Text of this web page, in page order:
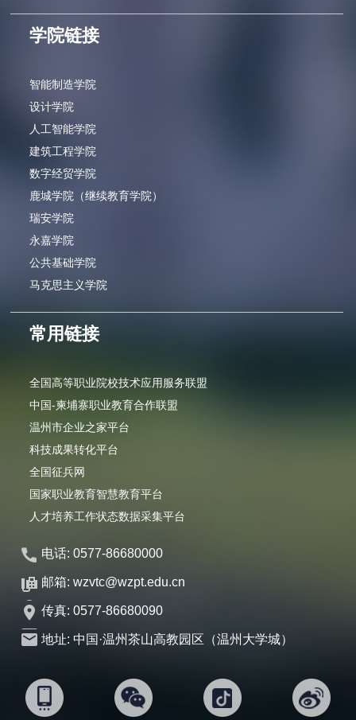
学院链接
智能制造学院
设计学院
人工智能学院
建筑工程学院
数字经贸学院
鹿城学院（继续教育学院）
瑞安学院
永嘉学院
公共基础学院
马克思主义学院
常用链接
全国高等职业院校技术应用服务联盟
中国-柬埔寨职业教育合作联盟
温州市企业之家平台
科技成果转化平台
全国征兵网
国家职业教育智慧教育平台
人才培养工作状态数据采集平台
电话: 0577-86680000
邮箱: wzvtc@wzpt.edu.cn
传真: 0577-86680090
地址: 中国·温州茶山高教园区（温州大学城）